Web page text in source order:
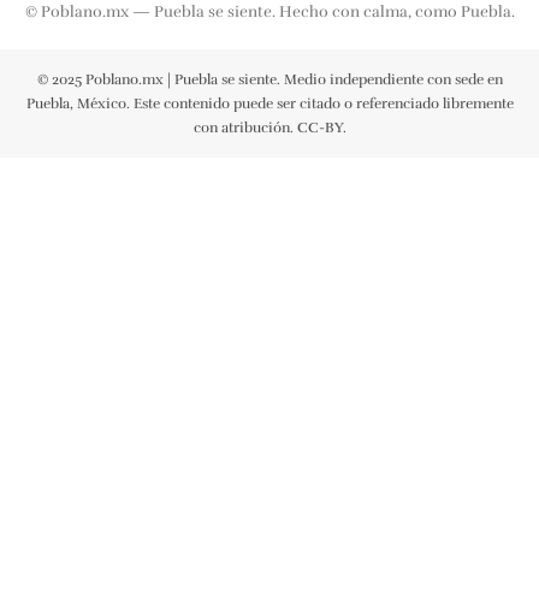
© Poblano.mx — Puebla se siente. Hecho con calma, como Puebla.
© 2025 Poblano.mx | Puebla se siente. Medio independiente con sede en
Puebla, México. Este contenido puede ser citado o referenciado libremente
con atribución. CC-BY.